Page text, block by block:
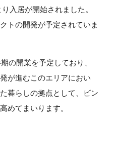
入居が開始されました。
トの開発が予定されていま
開業を予定しており、
が進むこのエリアにおい
暮らしの拠点として、ビン
めてまいります。